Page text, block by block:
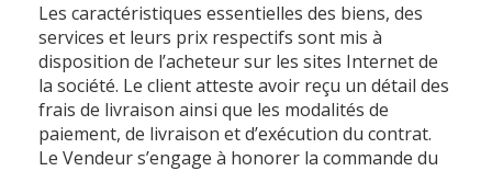
Les caractéristiques essentielles des biens, des
services et leurs prix respectifs sont mis à
disposition de l’acheteur sur les sites Internet de
la société. Le client atteste avoir reçu un détail des
frais de livraison ainsi que les modalités de
paiement, de livraison et d’exécution du contrat.
Le Vendeur s’engage à honorer la commande du